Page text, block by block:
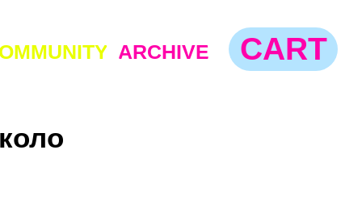
CART
ARCHIVE